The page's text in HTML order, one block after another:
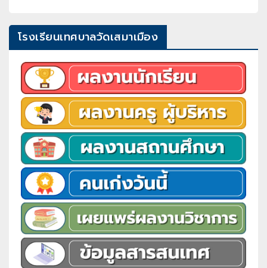
โรงเรียนเทศบาลวัดเสมาเมือง